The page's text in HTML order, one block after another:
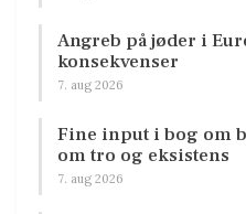
Angreb på jøder i
konsekvenser
7. aug 2026
Fine input i bog om
om tro og eksistens
7. aug 2026